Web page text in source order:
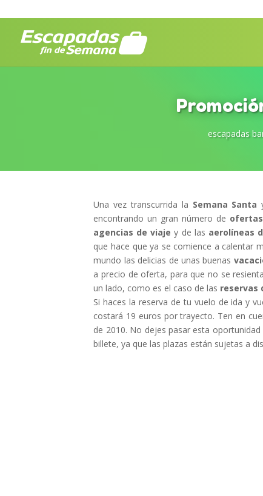
escapadas
Una vez transcurrida la Semana Santa
encontrando un gran número de ofertas
agencias de viaje y de las aerolíneas
que hace que ya se comience a calentar
mundo las delicias de unas buenas
a precio de oferta, para que no se
un lado, como es el caso de las reservas
Si haces la reserva de tu vuelo de ida y
costará 19 euros por trayecto. Ten en
de 2010. No dejes pasar esta oportunidad
billete, ya que las plazas están sujetas a